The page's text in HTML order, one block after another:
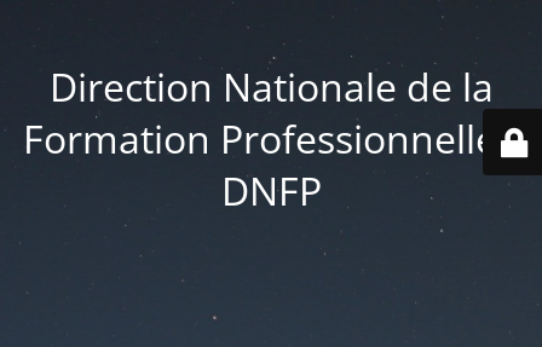
Direction Nationale de la
Formation Professionnelle -
DNFP